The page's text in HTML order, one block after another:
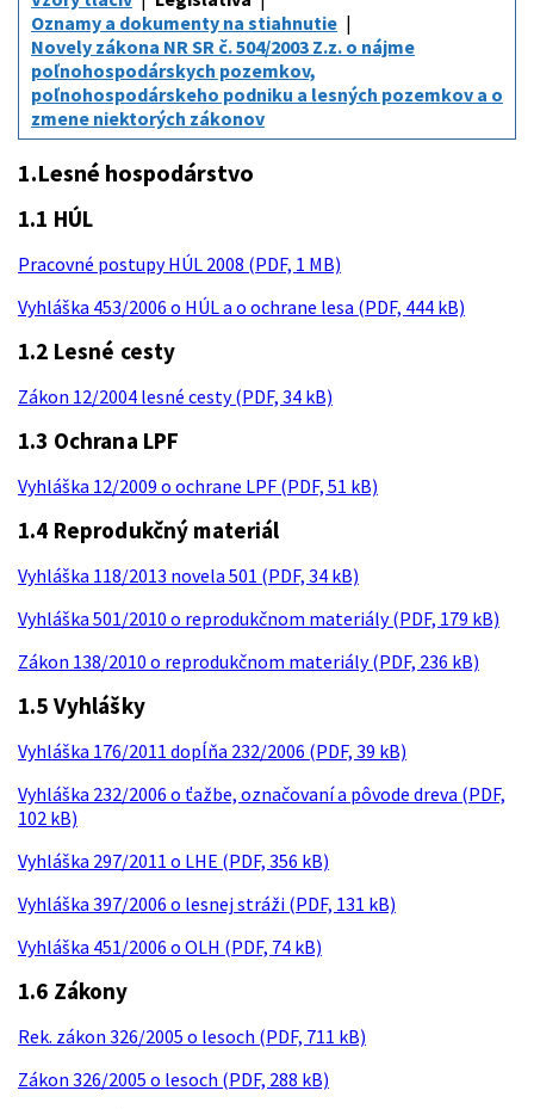
Oznamy a dokumenty na stiahnutie
Novely zákona NR SR č. 504/2003 Z.z. o nájme
poľnohospodárskych pozemkov,
poľnohospodárskeho podniku a lesných pozemkov a o
zmene niektorých zákonov
1.Lesné hospodárstvo
1.1 HÚL
Pracovné postupy HÚL 2008 (PDF, 1 MB)
Vyhláška 453/2006 o HÚL a o ochrane lesa (PDF, 444 kB)
1.2 Lesné cesty
Zákon 12/2004 lesné cesty (PDF, 34 kB)
1.3 Ochrana LPF
Vyhláška 12/2009 o ochrane LPF (PDF, 51 kB)
1.4 Reprodukčný materiál
Vyhláška 118/2013 novela 501 (PDF, 34 kB)
Vyhláška 501/2010 o reprodukčnom materiály (PDF, 179 kB)
Zákon 138/2010 o reprodukčnom materiály (PDF, 236 kB)
1.5 Vyhlášky
Vyhláška 176/2011 dopĺňa 232/2006 (PDF, 39 kB)
Vyhláška 232/2006 o ťažbe, označovaní a pôvode dreva (PDF,
102 kB)
Vyhláška 297/2011 o LHE (PDF, 356 kB)
Vyhláška 397/2006 o lesnej stráži (PDF, 131 kB)
Vyhláška 451/2006 o OLH (PDF, 74 kB)
1.6 Zákony
Rek. zákon 326/2005 o lesoch (PDF, 711 kB)
Zákon 326/2005 o lesoch (PDF, 288 kB)